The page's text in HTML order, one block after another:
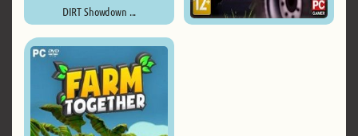
DIRT Showdown ...